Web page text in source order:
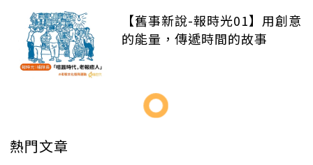
【舊事新說-報時光01】用創意
的能量，傳遞時間的故事
熱門文章